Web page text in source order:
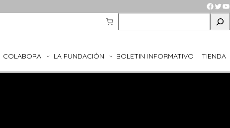
e
r
COLABORA LA FUNDACIÓN BOLETIN INFORMATIVO TIENDA